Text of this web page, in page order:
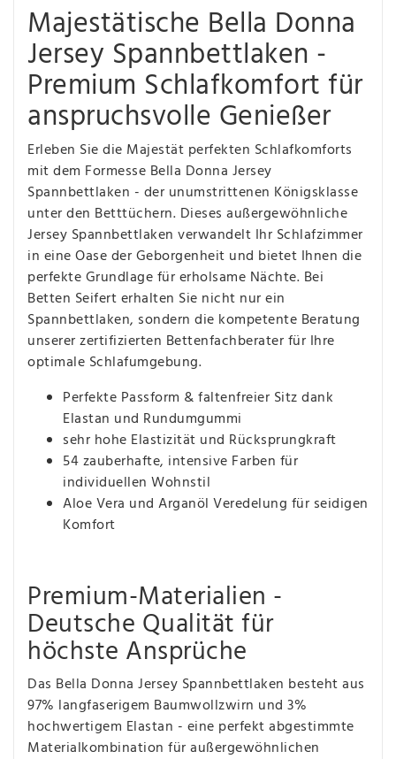
Majestätische Bella Donna
Jersey Spannbettlaken -
Premium Schlafkomfort für
anspruchsvolle Genießer
Erleben Sie die Majestät perfekten Schlafkomforts
mit dem Formesse Bella Donna Jersey
Spannbettlaken - der unumstrittenen Königsklasse
unter den Betttüchern. Dieses außergewöhnliche
Jersey Spannbettlaken verwandelt Ihr Schlafzimmer
in eine Oase der Geborgenheit und bietet Ihnen die
perfekte Grundlage für erholsame Nächte. Bei
Betten Seifert erhalten Sie nicht nur ein
Spannbettlaken, sondern die kompetente Beratung
unserer zertifizierten Bettenfachberater für Ihre
optimale Schlafumgebung.
Perfekte Passform & faltenfreier Sitz dank
Elastan und Rundumgummi
sehr hohe Elastizität und Rücksprungkraft
54 zauberhafte, intensive Farben für
individuellen Wohnstil
Aloe Vera und Arganöl Veredelung für seidigen
Komfort
Premium-Materialien -
Deutsche Qualität für
höchste Ansprüche
Das Bella Donna Jersey Spannbettlaken besteht aus
97% langfaserigem Baumwollzwirn und 3%
hochwertigem Elastan - eine perfekt abgestimmte
Materialkombination für außergewöhnlichen